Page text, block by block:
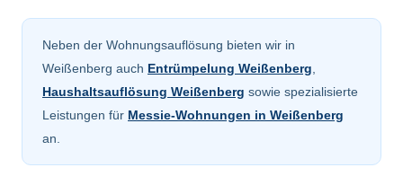
Neben der Wohnungsauflösung bieten wir in
Weißenberg auch Entrümpelung Weißenberg
Haushaltsauflösung Weißenberg sowie spezialisierte
Leistungen für Messie-Wohnungen in Weißenberg
an.